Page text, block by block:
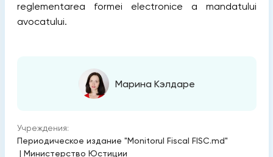
reglementarea formei electronice a mandatului
avocatului.
Марина Кэлдаре
Учреждения:
Периодическое издание "Monitorul Fiscal FISC.md"
| Министерство Юстиции